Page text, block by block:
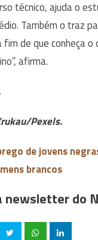
técnico, ajuda o
Também o traz
fim de que conheça o
afirma.
Pexels.
de jovens
brancos
newsletter do